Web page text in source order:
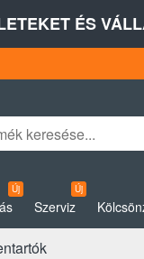
ÉS
Új
Szerviz
Új